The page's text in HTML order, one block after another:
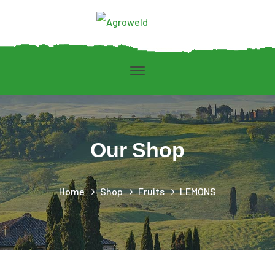
Our Shop
Home Shop Fruits LEMONS